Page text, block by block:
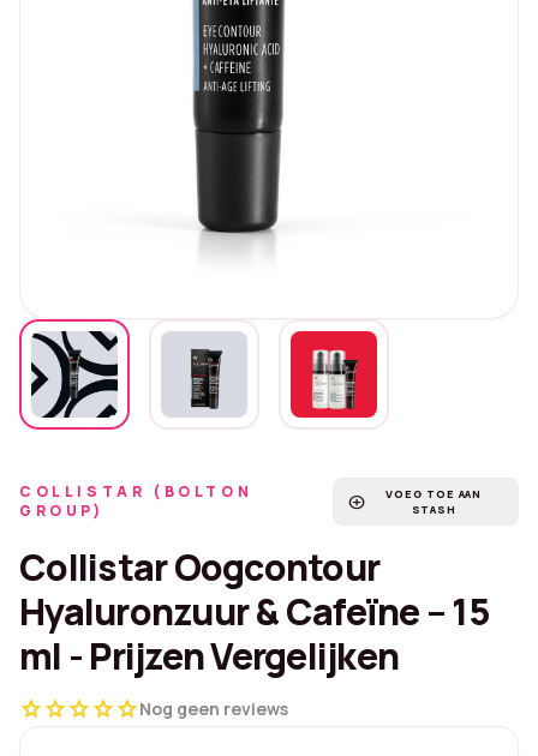
COLLISTAR (BOLTON
GROUP)
add_circle
VOEG TOE AAN
STASH
Collistar Oogcontour
Hyaluronzuur & Cafeïne – 15
ml - Prijzen Vergelijken
starstarstarstarstarNog geen reviews